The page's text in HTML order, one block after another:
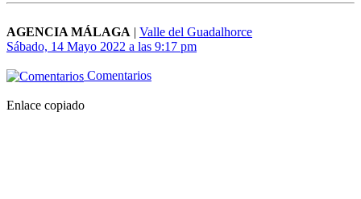
AGENCIA MÁLAGA | Valle del Guadalhorce
Sábado, 14 Mayo 2022 a las 9:17 pm
Comentarios
Enlace copiado